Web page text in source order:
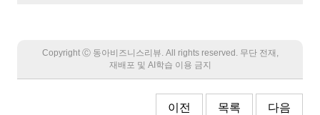
Copyright Ⓒ 동아비즈니스리뷰. All rights reserved. 무단 전재,
재배포 및 AI학습 이용 금지
이전 목록 다음